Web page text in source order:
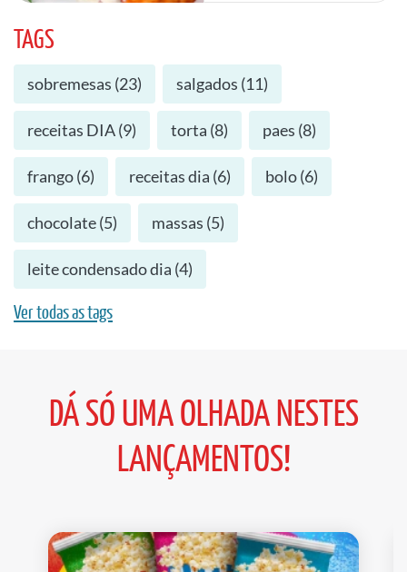
TAGS
sobremesas (23) salgados (11)
receitas DIA(9) torta (8) paes (8)
frango(6) receitas dia (6) bolo(6)
chocolate(5) massas (5)
leite condensado dia (4)
Ver todas as tags
DÁ SÓ UMA OLHADA NESTES
LANÇAMENTOS!